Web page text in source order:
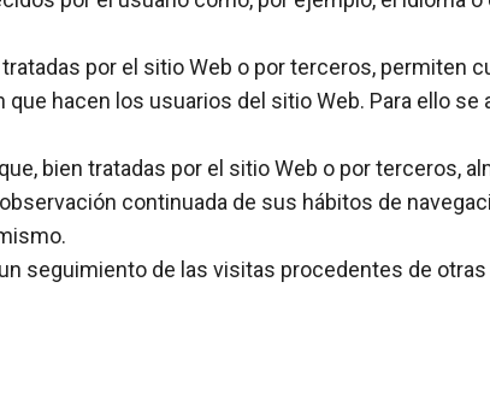
por el sitio Web o por terceros, permiten
hacen los usuarios del sitio Web. Para ello se
bien tratadas por el sitio Web o por terceros,
continuada de sus hábitos de
seguimiento de las visitas procedentes de